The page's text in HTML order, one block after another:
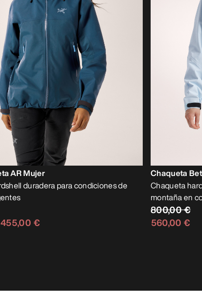
AR Mujer
duradera para condiciones de
455,00 €
Chaqueta
Chaqueta
montaña en
800,00 €
560,00 €